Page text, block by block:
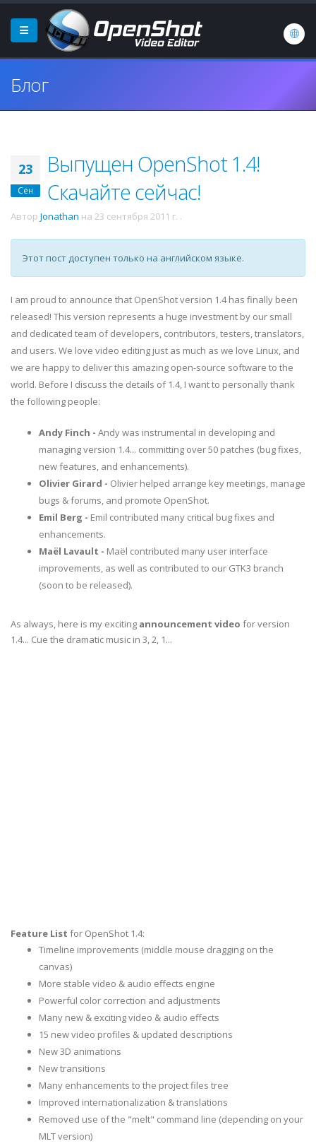
Блог
23
Сен
Выпущен OpenShot 1.4!
Скачайте сейчас!
Автор Jonathan на 23 сентября 2011 г. .
Этот пост доступен только на английском языке.
I am proud to announce that OpenShot version 1.4 has finally been
released! This version represents a huge investment by our small
and dedicated team of developers, contributors, testers, translators,
and users. We love video editing just as much as we love Linux, and
we are happy to deliver this amazing open-source software to the
world. Before I discuss the details of 1.4, I want to personally thank
the following people:
Andy Finch - Andy was instrumental in developing and
managing version 1.4... committing over 50 patches (bug fixes,
new features, and enhancements).
Olivier Girard - Olivier helped arrange key meetings, manage
bugs & forums, and promote OpenShot.
Emil Berg - Emil contributed many critical bug fixes and
enhancements.
Maël Lavault - Maël contributed many user interface
improvements, as well as contributed to our GTK3 branch
(soon to be released).
As always, here is my exciting announcement video for version
1.4... Cue the dramatic music in 3, 2, 1...
Feature List for OpenShot 1.4:
Timeline improvements (middle mouse dragging on the
canvas)
More stable video & audio effects engine
Powerful color correction and adjustments
Many new & exciting video & audio effects
15 new video profiles & updated descriptions
New 3D animations
New transitions
Many enhancements to the project files tree
Improved internationalization & translations
Removed use of the "melt" command line (depending on your
MLT version)